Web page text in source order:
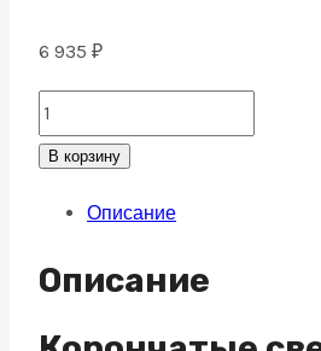
6 935 ₽
ТСТ
Коронка
металлу
ц/
В корзину
Описание
Описание